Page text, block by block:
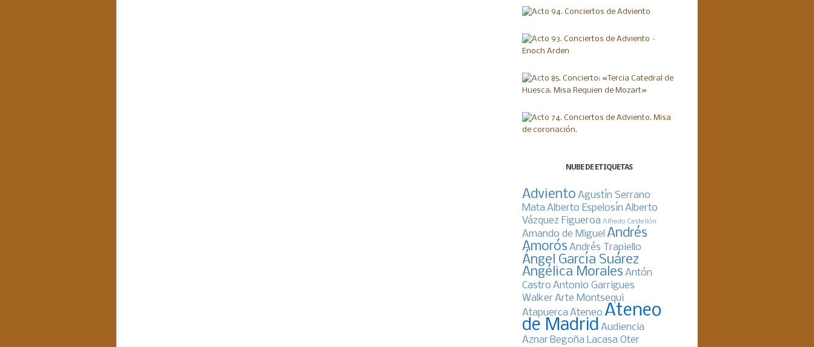
NUBE DE ETIQUETAS
Adviento Agustín Serrano
Mata Alberto Espelosín Alberto
Vázquez Figueroa Alfredo Castellón
Amando de Miguel Andrés
Amorós Andrés Trapiello
Ángel García Suárez
Angélica Morales Antón
Castro Antonio Garrigues
Walker Arte Montsequi
Atapuerca Ateneo Ateneo
de Madrid Audiencia
Aznar Begoña Lacasa Oter